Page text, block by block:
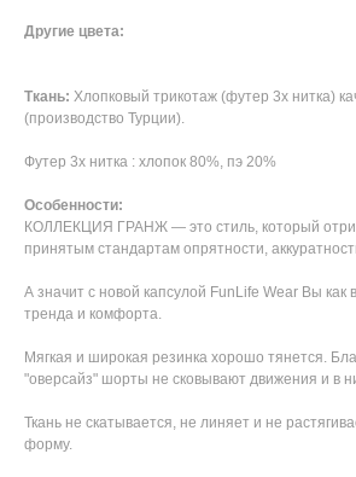
Другие цвета:
Ткань: Хлопковый трикотаж (футер 3х нитка)
(производство Турции).
Футер 3х нитка : хлопок 80%, пэ 20%
Особенности:
КОЛЛЕКЦИЯ ГРАНЖ — это стиль, который
принятым стандартам опрятности,
А значит с новой капсулой FunLife Wear Вы как
тренда и комфорта.
Мягкая и широкая резинка хорошо тянется.
"оверсайз" шорты не сковывают движения и в
Ткань не скатывается, не линяет и не
форму.